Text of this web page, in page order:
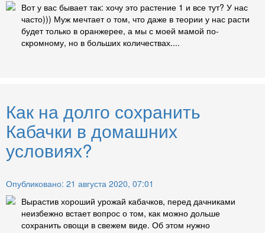
Вот у вас бывает так: хочу это растение 1 и все тут? У нас
часто))) Муж мечтает о том, что даже в теории у нас расти
будет только в оранжерее, а мы с моей мамой по-
скромному, но в больших количествах....
Как на долго сохранить
Кабачки в домашних
условиях?
Опубликовано: 21 августа 2020, 07:01
Вырастив хороший урожай кабачков, перед дачниками
неизбежно встает вопрос о том, как можно дольше
сохранить овощи в свежем виде. Об этом нужно